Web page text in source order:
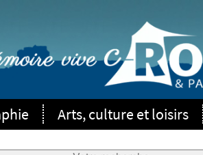
Arts, culture et loisirs